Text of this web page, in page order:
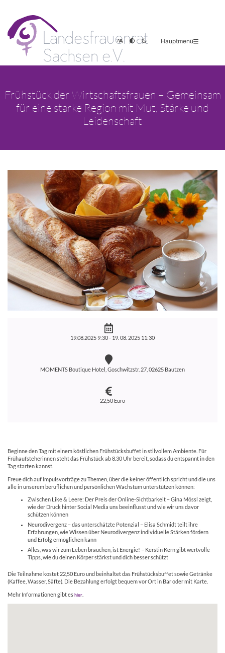
Hauptmenü
Frühstück der Wirtschaftsfrauen – Gemeinsam
für eine starke Region mit Mut, Stärke und
Leidenschaft
19.08.2025 9:30 - 19. 08. 2025 11:30
MOMENTS Boutique Hotel, Goschwitzstr. 27, 02625 Bautzen
22,50 Euro
Beginne den Tag mit einem köstlichen Frühstücksbuffet in stilvollem Ambiente. Für
Frühaufsteherinnen steht das Frühstück ab 8.30 Uhr bereit, sodass du entspannt in den
Tag starten kannst.
Freue dich auf Impulsvorträge zu Themen, über die keiner öffentlich spricht und die uns
alle in unserem beruflichen und persönlichen Wachstum unterstützen können:
Zwischen Like & Leere: Der Preis der Online-Sichtbarkeit – Gina Mössl zeigt,
wie der Druck hinter Social Media uns beeinflusst und wie wir uns davor
schützen können
Neurodivergenz – das unterschätzte Potenzial – Elisa Schmidt teilt ihre
Erfahrungen, wie Wissen über Neurodivergenz individuelle Stärken fördern
und Erfolg ermöglichen kann
Alles, was wir zum Leben brauchen, ist Energie! – Kerstin Kern gibt wertvolle
Tipps, wie du deinen Körper stärkst und dich besser schützt
Die Teilnahme kostet 22,50 Euro und beinhaltet das Frühstücksbuffet sowie Getränke
(Kaffee, Wasser, Säfte). Die Bezahlung erfolgt bequem vor Ort in Bar oder mit Karte.
Mehr Informationen gibt eshier